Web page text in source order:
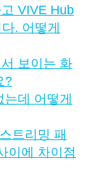
VIVE Hub
. 어떻게
보이는 화
?
는데 어떻게
트리밍 패
이에 차이점